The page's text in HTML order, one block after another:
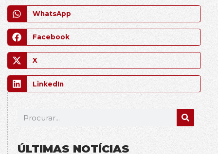
WhatsApp
Facebook
X
LinkedIn
ÚLTIMAS NOTÍCIAS